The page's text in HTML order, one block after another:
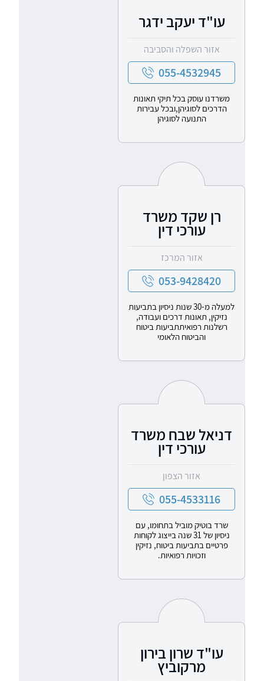
עו"ד יעקב ידגר
אזור השפלה והסביבה
055-4532945
משרדנו עוסק בכל תיקי תאונות
הדרכים לסוגיהן,ובכל עבירות
התנועה לסוגיהן
רן שקד משרד
עורכי דין
אזור המרכז
053-9428420
למעלה מ-30 שנות ניסיון בתביעות
נזיקין, תאונות דרכים ועבודה,
רשלנות רפואיתתביעות ביטוח
והביטוח הלאומי
דניאל שבח משרד
עורכי דין
אזור הצפון
055-4533116
שרד בוטיק מוביל בתחומו, עם
ניסיון של 31 שנה בייצוג לקוחות
פרטיים בתביעות ביטוח, נזיקין
וזכויות רפואיות.
עו"ד שרון בירון
מרקוביץ